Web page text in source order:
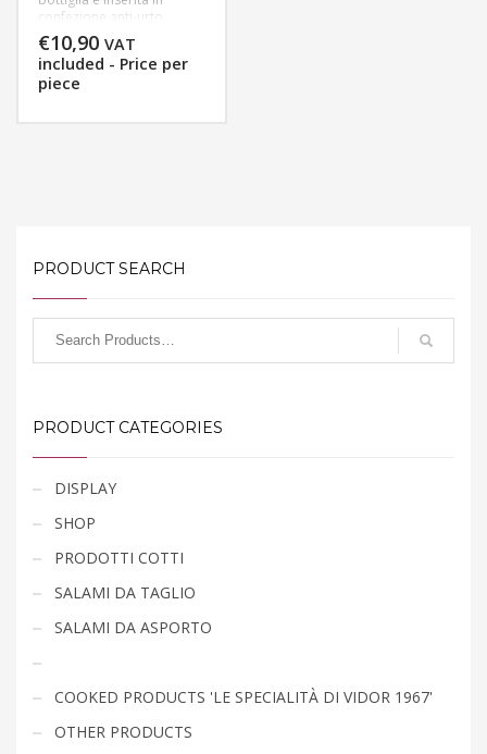
confezione anti-urto
certificata.
Consegna in 3 gg
lavorativi, per consentirci
un’adeguata preparazione
€10,90 VAT
included - Price per
piece
PRODUCT SEARCH
PRODUCT CATEGORIES
DISPLAY
SHOP
PRODOTTI COTTI
SALAMI DA TAGLIO
SALAMI DA ASPORTO
COOKED PRODUCTS 'LE SPECIALITÀ DI VIDOR 1967'
OTHER PRODUCTS